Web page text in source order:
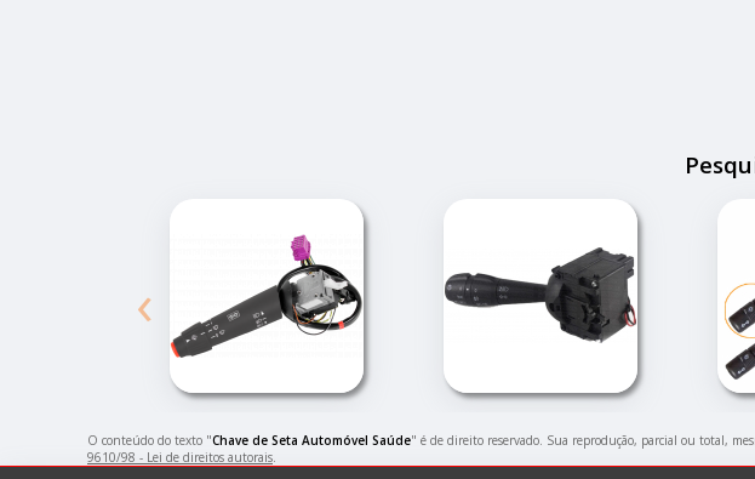
‹
O conteúdo do texto "Chave de Seta Automóvel Saúde" é de direito reservado. Sua reprodução, parcial ou total,
9610/98 - Lei de direitos autorais.